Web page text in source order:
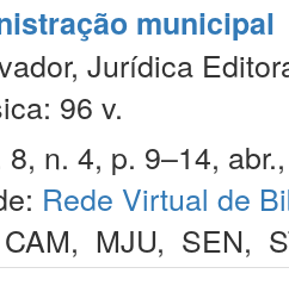
municipal
Jurídica
96 v.
n. 4, p. 9–14,
Rede Virtual de
CAM, MJU, SEN,